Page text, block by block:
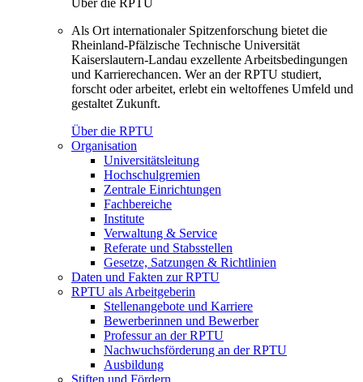
Als Ort internationaler Spitzenforschung bietet die
Rheinland-Pfälzische Technische Universität
Kaiserslautern-Landau exzellente Arbeitsbedingungen
und Karrierechancen. Wer an der RPTU studiert,
forscht oder arbeitet, erlebt ein weltoffenes Umfeld und
gestaltet Zukunft.
Über die RPTU
Organisation
Universitätsleitung
Hochschulgremien
Zentrale Einrichtungen
Fachbereiche
Institute
Verwaltung & Service
Referate und Stabsstellen
Gesetze, Satzungen & Richtlinien
Daten und Fakten zur RPTU
RPTU als Arbeitgeberin
Stellenangebote und Karriere
Bewerberinnen und Bewerber
Professur an der RPTU
Nachwuchsförderung an der RPTU
Ausbildung
Stiften und Fördern